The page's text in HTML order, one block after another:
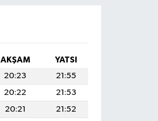
AKŞAM
YATSI
20:23
21:55
20:22
21:53
20:21
21:52